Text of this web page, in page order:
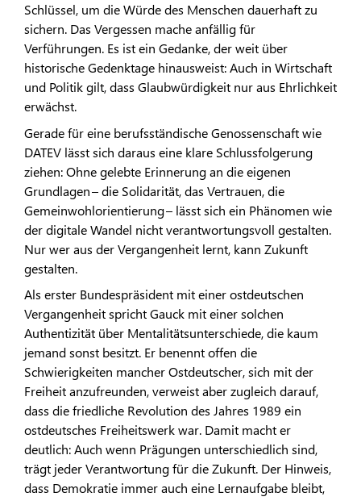
Schlüssel, um die Würde des Menschen dauerhaft zu
sichern. Das Vergessen mache anfällig für
Verführungen. Es ist ein Gedanke, der weit über
historische Gedenktage hinausweist: Auch in Wirtschaft
und Politik gilt, dass Glaubwürdigkeit nur aus Ehrlichkeit
erwächst.
Gerade für eine berufsständische Genossenschaft wie
DATEV lässt sich daraus eine klare Schlussfolgerung
ziehen: Ohne gelebte Erinnerung an die eigenen
Grundlagen – die Solidarität, das Vertrauen, die
Gemeinwohlorientierung – lässt sich ein Phänomen wie
der digitale Wandel nicht verantwortungsvoll gestalten.
Nur wer aus der Vergangenheit lernt, kann Zukunft
gestalten.
Als erster Bundespräsident mit einer ostdeutschen
Vergangenheit spricht Gauck mit einer solchen
Authentizität über Mentalitätsunterschiede, die kaum
jemand sonst besitzt. Er benennt offen die
Schwierigkeiten mancher Ostdeutscher, sich mit der
Freiheit anzufreunden, verweist aber zugleich darauf,
dass die friedliche Revolution des Jahres 1989 ein
ostdeutsches Freiheitswerk war. Damit macht er
deutlich: Auch wenn Prägungen unterschiedlich sind,
trägt jeder Verantwortung für die Zukunft. Der Hinweis,
dass Demokratie immer auch eine Lernaufgabe bleibt,